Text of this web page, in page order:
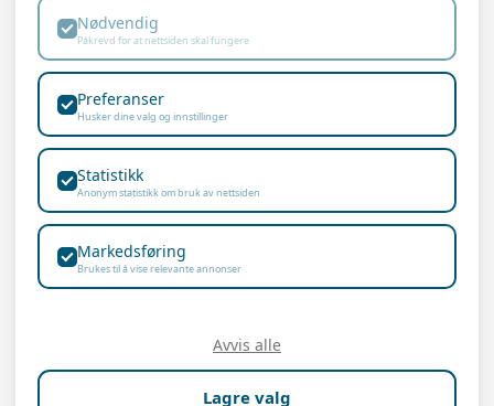
364
Emil:+47 982 57 177
Trondheim:
Øvre Flatåsveg 36
Lienga 6
Nødvendig
Påkrevd for at nettsiden skal fungere
Preferanser
Husker dine valg og innstillinger
Statistikk
Anonym statistikk om bruk av nettsiden
Markedsføring
Brukes til å vise relevante annonser
Avvis alle
Lagre valg